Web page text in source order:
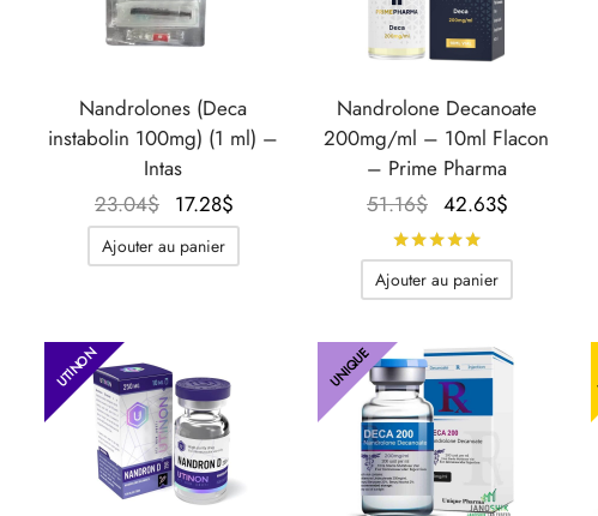
Nandrolones (Deca
instabolin 100mg) (1 ml) –
Intas
23.04$ Le prix
initial
était :
17.28$
Ajouter au panier
Nandrolone Decanoate
200mg/ml – 10ml Flacon
– Prime Pharma
51.16$ Le prix
initial
était :
51.16$.
42.63$
42.63$.
Ajouter au panier
UTINON UNIQUE